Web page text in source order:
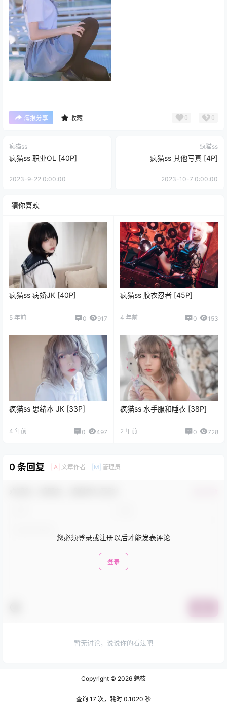
海报分享 收藏 0 0
疯猫ss
疯猫ss 职业OL [40P]
2023-9-22 0:00:00
疯猫ss
疯猫ss 其他写真 [4P]
2023-10-7 0:00:00
猜你喜欢
疯猫ss 病娇JK [40P]
5 年前 0 917
疯猫ss 胶衣忍者 [45P]
4 年前 0 153
疯猫ss 思绪本 JK [33P]
4 年前 0 497
疯猫ss 水手服和睡衣 [38P]
2 年前 0 728
0 条回复 A 文章作者 M 管理员
您必须登录或注册以后才能发表评论
登录
暂无讨论，说说你的看法吧
Copyright © 2026 魅枝
查询 17 次，耗时 0.1020 秒